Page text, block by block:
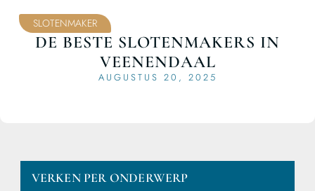
SLOTENMAKER
DE BESTE SLOTENMAKERS IN
VEENENDAAL
AUGUSTUS 20, 2025
VERKEN PER ONDERWERP